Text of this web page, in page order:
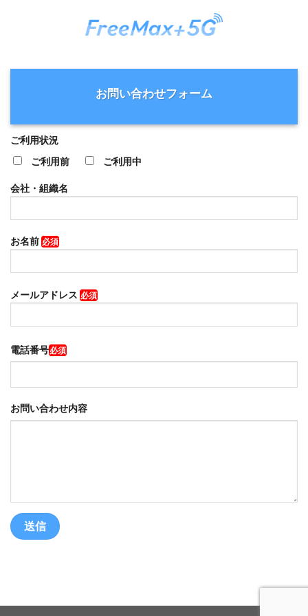
お問い合わせフォーム
ご利用状況
ご利用前
ご利用中
会社・組織名
お名前 必須
メールアドレス 必須
電話番号必須
お問い合わせ内容